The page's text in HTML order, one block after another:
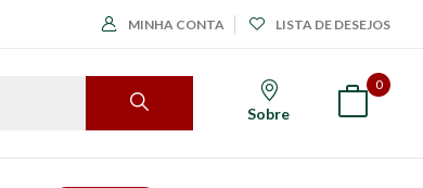
MINHA CONTA LISTA DE DESEJOS
Sobre
0